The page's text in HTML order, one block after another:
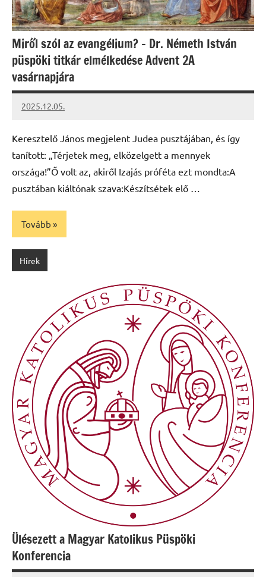
Miről szól az evangélium? – Dr. Németh István
püspöki titkár elmélkedése Advent 2A
vasárnapjára
2025.12.05.
Leiszt
Keresztelő János megjelent Judea pusztájában, és így
tanított: „Térjetek meg, elközelgett a mennyek
országa!”Ő volt az, akiről Izajás próféta ezt mondta:A
pusztában kiáltónak szava:Készítsétek elő …
Tovább
Hírek
Ülésezett a Magyar Katolikus Püspöki
Konferencia